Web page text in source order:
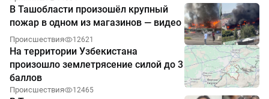
В Ташобласти произошёл крупный
пожар в одном из магазинов — видео
Происшествия 12621
На территории Узбекистана
произошло землетрясение силой до 3
баллов
Происшествия 12465